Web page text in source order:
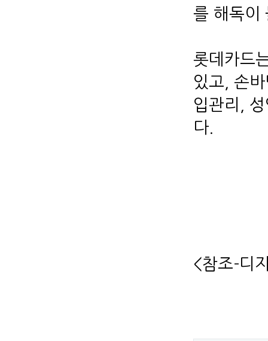
를 해독이
롯데카드
있고, 손
입관리,
<참조-디